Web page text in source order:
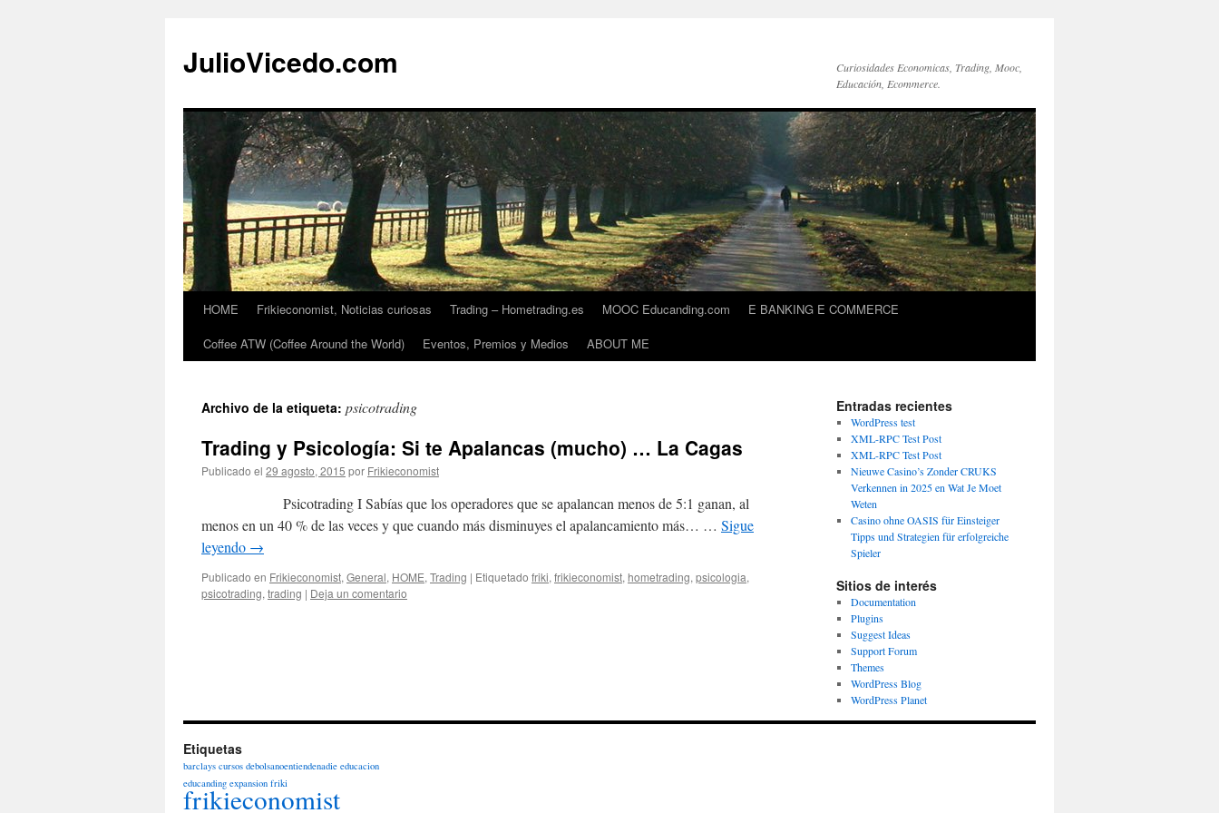
JulioVicedo.com
Curiosidades Economicas, Trading, Mooc,
Educación, Ecommerce.
Saltar
HOME Frikieconomist, Noticias curiosas Trading – Hometrading.es MOOC Educanding.com
E BANKING E COMMERCE
Coffee ATW (Coffee Around the World)
Eventos, Premios y Medios ABOUT ME
Archivo de la etiqueta: psicotrading
Trading y Psicología: Si te Apalancas (mucho) … La Cagas
Publicado el 29 agosto, 2015 por Frikieconomist
Psicotrading I Sabías que los operadores que se apalancan menos de 5:1 ganan, al
menos en un 40 % de las veces y que cuando más disminuyes el apalancamiento más… … Sigue
leyendo →
Publicado en Frikieconomist, General, HOME, Trading | Etiquetado friki, frikieconomist, hometrading, psicologia,
psicotrading, trading | Deja un comentario
Entradas recientes
WordPress test
XML-RPC Test Post
XML-RPC Test Post
Nieuwe Casino’s Zonder CRUKS
Verkennen in 2025 en Wat Je Moet
Weten
Casino ohne OASIS für Einsteiger
Tipps und Strategien für erfolgreiche
Spieler
Sitios de interés
Documentation
Plugins
Suggest Ideas
Support Forum
Themes
WordPress Blog
WordPress Planet
Etiquetas
barclays cursos debolsanoentiendenadie educacion
educanding expansion friki
frikieconomist